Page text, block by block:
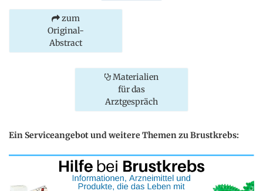
zum
Original-
Abstract
Materialien
für das
Arztgespräch
Ein Serviceangebot und weitere Themen zu Brustkrebs: